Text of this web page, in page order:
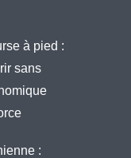
à pied :
sans
: